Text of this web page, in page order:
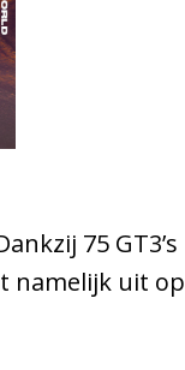
75 GT3’s
namelijk uit op